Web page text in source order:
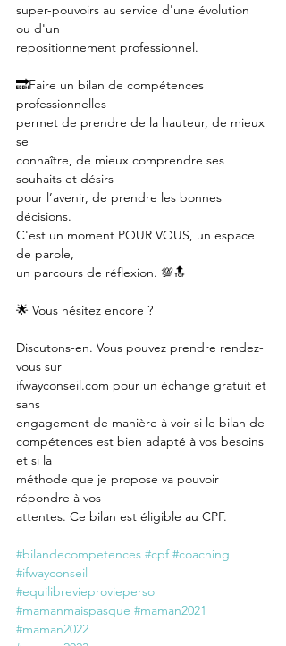
super-pouvoirs au service d'une évolution
ou d'un
repositionnement professionnel.
🔜Faire un bilan de compétences
professionnelles
permet de prendre de la hauteur, de mieux
se
connaître, de mieux comprendre ses
souhaits et désirs
pour l’avenir, de prendre les bonnes
décisions.
C'est un moment POUR VOUS, un espace
de parole,
un parcours de réflexion. 💯🔝
🌟 Vous hésitez encore ?
Discutons-en. Vous pouvez prendre rendez-
vous sur
ifwayconseil.com pour un échange gratuit et
sans
engagement de manière à voir si le bilan de
compétences est bien adapté à vos besoins
et si la
méthode que je propose va pouvoir
répondre à vos
attentes. Ce bilan est éligible au CPF.
#bilandecompetences #cpf #coaching
#ifwayconseil
#equilibrevieprovieperso
#mamanmaispasque #maman2021
#maman2022